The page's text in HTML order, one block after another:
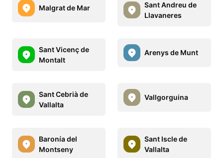
Malgrat de Mar
Sant Andreu de
Llavaneres
Sant Vicenç de
Montalt
Arenys de Munt
Sant Cebrià de
Vallalta
Vallgorguina
Baronía del
Montseny
Sant Iscle de
Vallalta